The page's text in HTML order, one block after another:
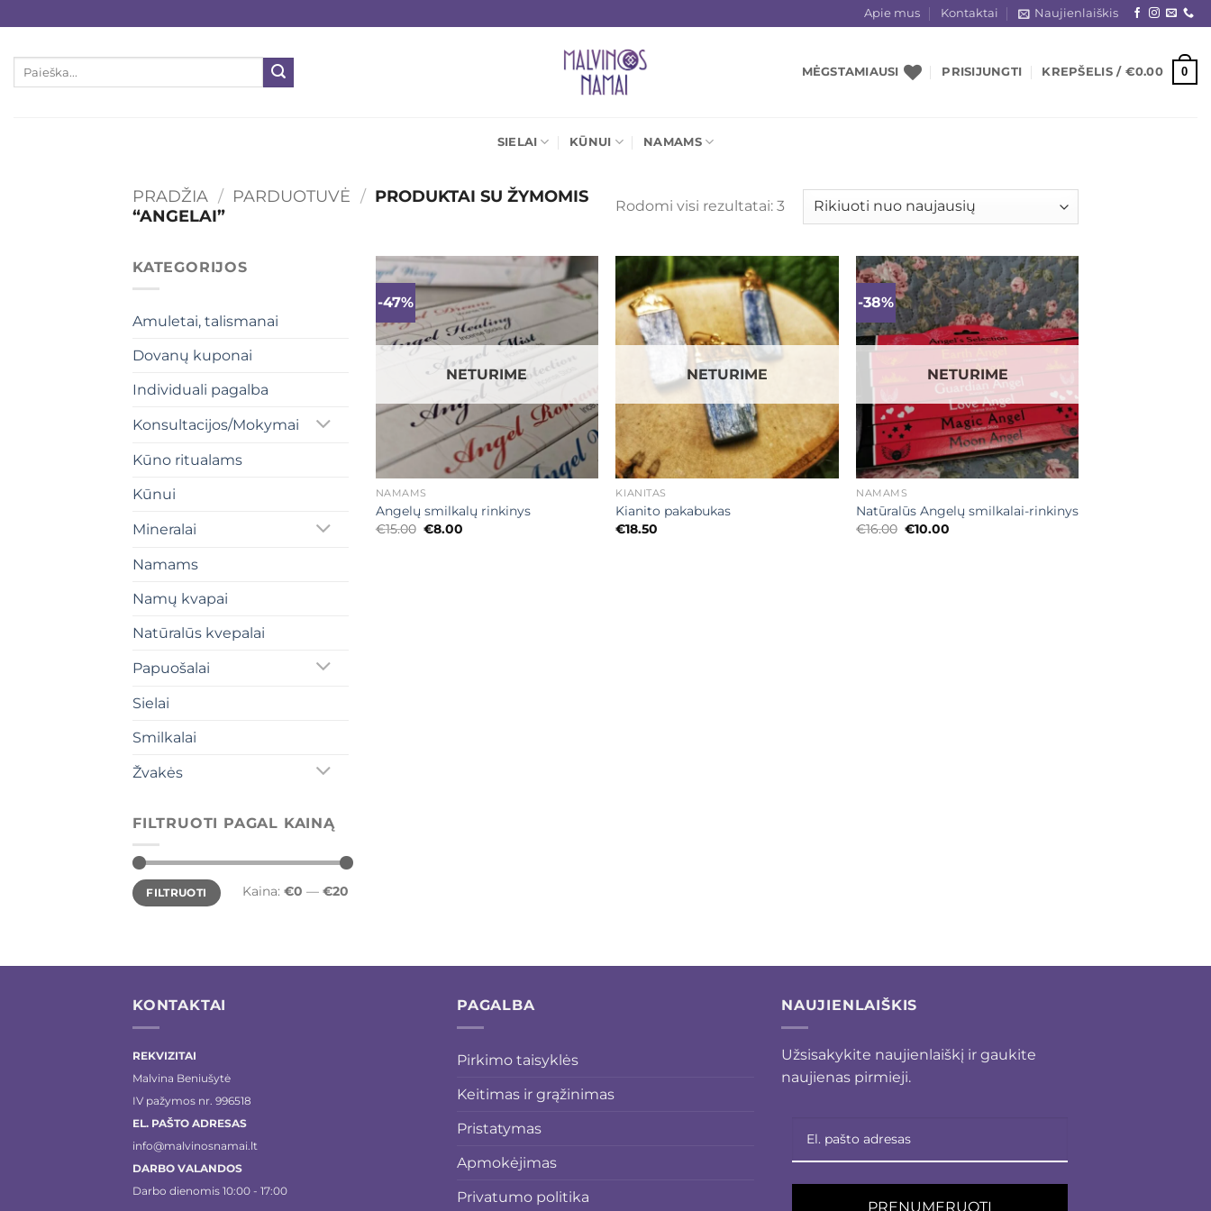
to
content
Apie mus Kontaktai Naujienlaiškis
Ieškoti:
MĖGSTAMIAUSI PRISIJUNGTI KREPŠELIS / €0.00 0
SIELAI KŪNUI NAMAMS
PRADŽIA / PARDUOTUVĖ / PRODUKTAI SU ŽYMOMIS
“ANGELAI”
Rodomi visi rezultatai: 3Rūšiuojama
pagal
KATEGORIJOS
Amuletai, talismanai
Dovanų kuponai
Individuali pagalba
Konsultacijos/Mokymai
Kūno ritualams
Kūnui
Mineralai
Namams
Namų kvapai
Natūralūs kvepalai
Papuošalai
Sielai
Smilkalai
Žvakės
FILTRUOTI PAGAL KAINĄ
Min
kaina
Maks
kaina
FILTRUOTI Kaina: €0 — €20
-47% Mėgstamiausias
+
NETURIME
NAMAMS
Angelų smilkalų rinkinys
€15.00 Original
€8.00
Mėgstamiausias
+
NETURIME
KIANITAS
Kianito pakabukas
€18.50
-38% Mėgstamiausias
+
NETURIME
NAMAMS
Natūralūs Angelų smilkalai-rinkinys
€16.00 Original
€10.00
KONTAKTAI
REKVIZITAI
Malvina Beniušytė
IV pažymos nr. 996518
EL. PAŠTO ADRESAS
info@malvinosnamai.lt
DARBO VALANDOS
Darbo dienomis 10:00 - 17:00
PAGALBA
Pirkimo taisyklės
Keitimas ir grąžinimas
Pristatymas
Apmokėjimas
Privatumo politika
NAUJIENLAIŠKIS
Užsisakykite naujienlaiškį ir gaukite
naujienas pirmieji.
PRENUMERUOTI